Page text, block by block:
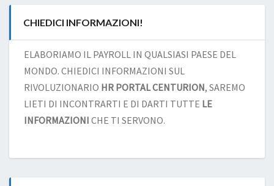
CHIEDICI INFORMAZIONI!
ELABORIAMO IL PAYROLL IN QUALSIASI PAESE DEL
MONDO. CHIEDICI INFORMAZIONI SUL
RIVOLUZIONARIO HR PORTAL CENTURION, SAREMO
LIETI DI INCONTRARTI E DI DARTI TUTTE LE
INFORMAZIONI CHE TI SERVONO.